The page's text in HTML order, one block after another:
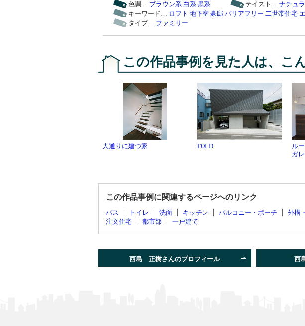
色調… ブラウン系 白系 黒系 テイスト… ナチュ
キーワード… ロフト 地下室 豪邸 バリアフリー 二世帯住宅
タイプ… ファミリー
この作品事例を見た人は、こ
大通りに建つ家 FOLD
ル
ガ
この作品事例に関連するページへのリンク
バス トイレ 洗面 キッチン バルコニー・ポーチ 外構
注文住宅
都市部 一戸建て
西島 正樹さんのプロフィール 西